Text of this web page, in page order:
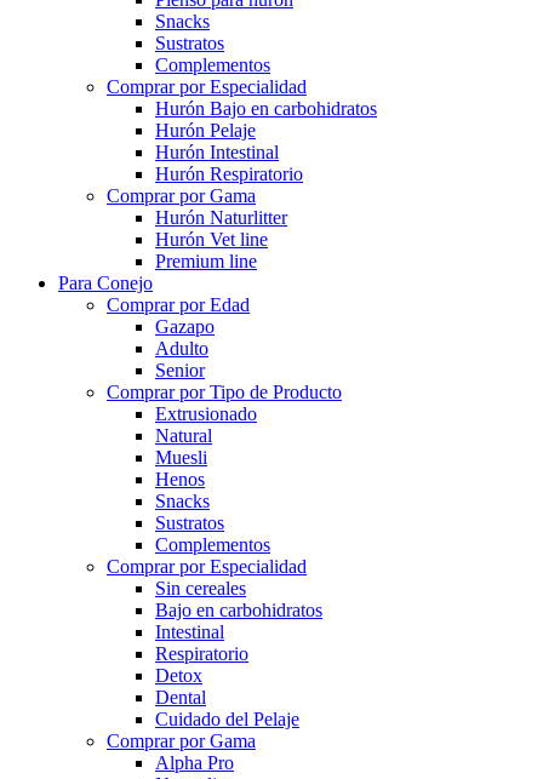
Snacks
Sustratos
Complementos
Comprar por Especialidad
Hurón Bajo en carbohidratos
Hurón Pelaje
Hurón Intestinal
Hurón Respiratorio
Comprar por Gama
Hurón Naturlitter
Hurón Vet line
Premium line
Para Conejo
Comprar por Edad
Gazapo
Adulto
Senior
Comprar por Tipo de Producto
Extrusionado
Natural
Muesli
Henos
Snacks
Sustratos
Complementos
Comprar por Especialidad
Sin cereales
Bajo en carbohidratos
Intestinal
Respiratorio
Detox
Dental
Cuidado del Pelaje
Comprar por Gama
Alpha Pro